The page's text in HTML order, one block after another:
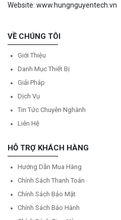
Website: www.hungnguyentech.vn
VỀ CHÚNG TÔI
Giới Thiệu
Danh Mục Thiết Bị
Giải Pháp
Dịch Vụ
Tin Tức Chuyên Nghành
Liên Hệ
HỖ TRỢ KHÁCH HÀNG
Hướng Dẫn Mua Hàng
Chính Sách Thanh Toán
Chính Sách Bảo Mật
Chính Sách Bảo Hành